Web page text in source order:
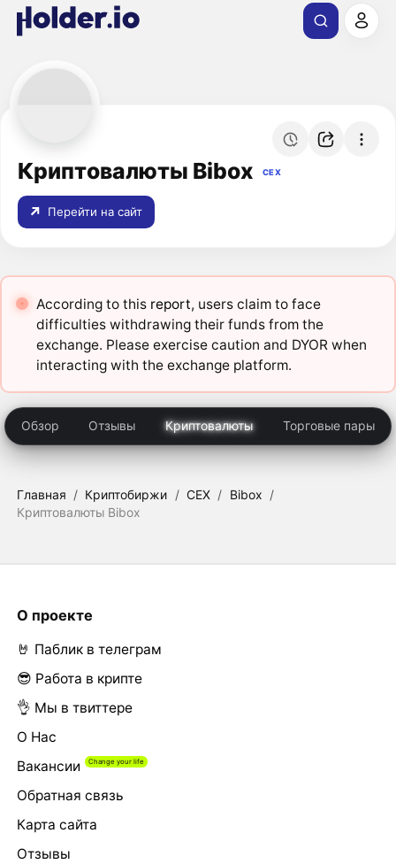
Криптовалюты Bibox CEX
Перейти на сайт
According to this report, users claim to face
difficulties withdrawing their funds from the
exchange. Please exercise caution and DYOR when
interacting with the exchange platform.
Обзор Отзывы Криптовалюты Торговые пары
Главная / Криптобиржи / CEX / Bibox /
Криптовалюты Bibox
О проекте
🤘 Паблик в телеграм
😎 Работа в крипте
👌 Мы в твиттере
О Нас
Вакансии
Обратная связь
Карта сайта
Отзывы